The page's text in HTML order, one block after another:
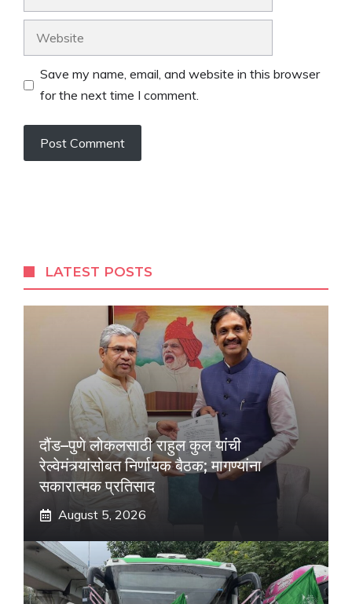
Save my name, email, and website in this browser
for the next time I comment.
LATEST POSTS
दौंड–पुणे लोकलसाठी राहुल कुल यांची
रेल्वेमंत्र्यांसोबत निर्णायक बैठक; मागण्यांना
सकारात्मक प्रतिसाद
August 5, 2026